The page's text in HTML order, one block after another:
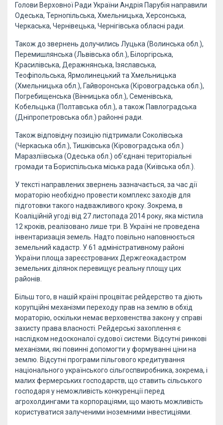
Голови Верховної Ради України Андрія Парубія направили
Одеська, Тернопільська, Хмельницька, Херсонська,
Черкаська, Чернівецька, Чернігівська обласні ради.
Також до звернень долучились Луцька (Волинська обл.),
Перемишлянська (Львівська обл.), Білоргірська,
Красилівська, Деражнянська, Ізяславська,
Теофіпольська, Ярмолинецький та Хмельницька
(Хмельницька обл.), Гайворонська (Кіровоградська обл.),
Погребищенська (Вінницька обл.), Семенівська,
Кобельцька (Полтавська обл.), а також Павлоградська
(Дніпропетровська обл.) районні ради.
Також відповідну позицію підтримали Соколівська
(Черкаська обл.), Тишківська (Кіровоградська обл.)
Маразліївська (Одеська обл.) об’єднані територіальні
громади та Бориспільська міська рада (Київська обл.).
У тексті направлених звернень зазначається, за час дії
мораторію необхідно провести комплекс заходів для
підготовки такого надважливого кроку. Зокрема, в
Коаліційній угоді від 27 листопада 2014 року, яка містила
12 кроків, реалізовано лише три. В Україні не проведена
інвентаризація земель. Надто повільно наповнюється
земельний кадастр. У 61 адміністративному районі
України площа зареєстрованих Держгеокадастром
земельних ділянок перевищує реальну площу цих
районів.
Більш того, в нашій країні процвітає рейдерство та діють
корупційні механізми переходу прав на землю в обхід
мораторію, оскільки немає верховенства закону у справі
захисту права власності. Рейдерські захоплення є
наслідком недосконалої судової системи. Відсутні ринкові
механізми, які повинні допомогти у формуванні ціни на
землю. Відсутні програми пільгового кредитування
національного українського сільгоспвиробника, зокрема, і
малих фермерських господарств, що ставить сільського
господаря у неможливість конкуренції перед
агрохолдингами та корпораціями, що мають можливість
користуватися залученими іноземними інвестиціями.